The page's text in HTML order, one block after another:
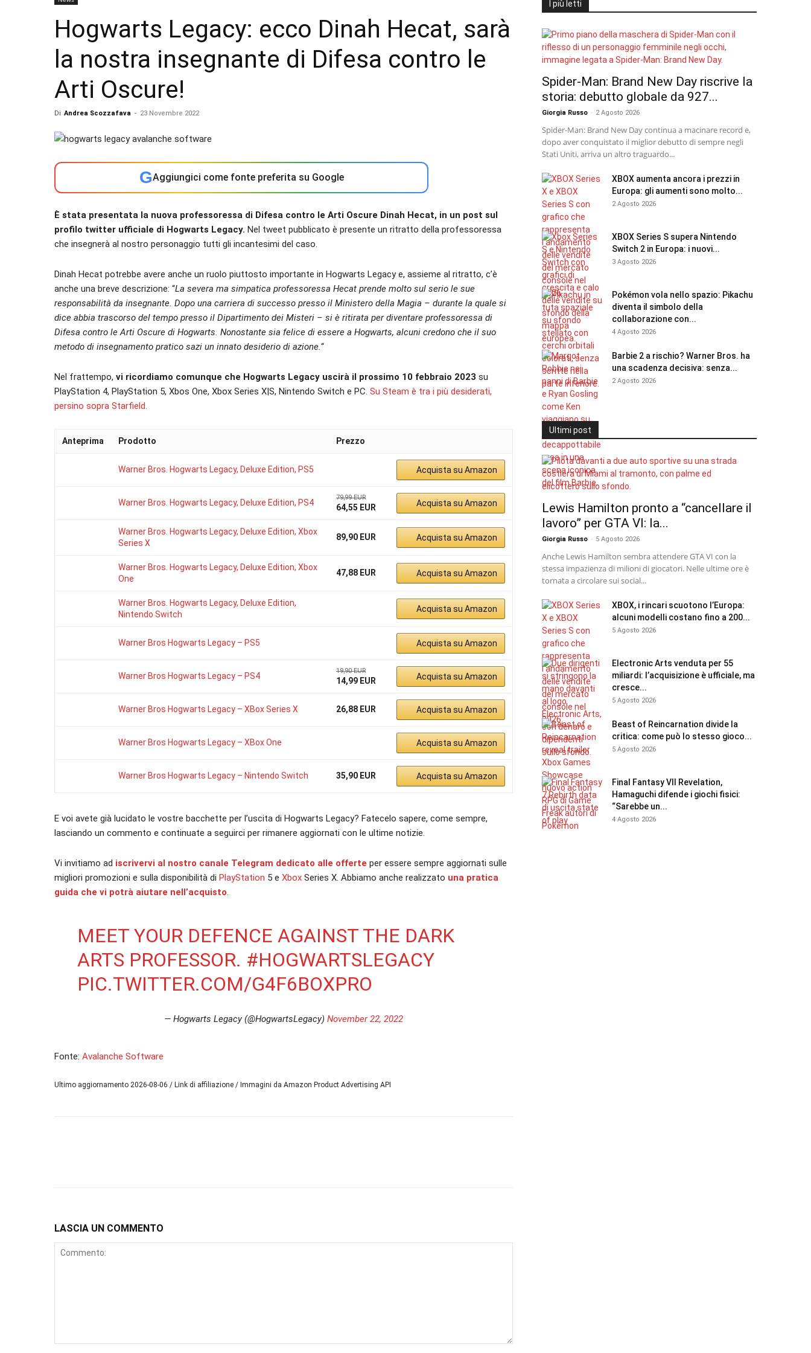
Hogwarts Legacy: ecco Dinah Hecat, sarà
la nostra insegnante di Difesa contro le
Arti Oscure!
Di Andrea Scozzafava - 23 Novembre 2022
GAggiungici come fonte preferita su Google
È stata presentata la nuova professoressa di Difesa contro le Arti Oscure Dinah Hecat, in un post sul
profilo twitter ufficiale di Hogwarts Legacy. Nel tweet pubblicato è presente un ritratto della professoressa
che insegnerà al nostro personaggio tutti gli incantesimi del caso.
Dinah Hecat potrebbe avere anche un ruolo piuttosto importante in Hogwarts Legacy e, assieme al ritratto, c’è
anche una breve descrizione: “La severa ma simpatica professoressa Hecat prende molto sul serio le sue
responsabilità da insegnante. Dopo una carriera di successo presso il Ministero della Magia – durante la quale si
dice abbia trascorso del tempo presso il Dipartimento dei Misteri – si è ritirata per diventare professoressa di
Difesa contro le Arti Oscure di Hogwarts. Nonostante sia felice di essere a Hogwarts, alcuni credono che il suo
metodo di insegnamento pratico sazi un innato desiderio di azione.“
Nel frattempo, vi ricordiamo comunque che Hogwarts Legacy uscirà il prossimo 10 febbraio 2023 su
PlayStation 4, PlayStation 5, Xbos One, Xbox Series X|S, Nintendo Switch e PC. Su Steam è tra i più desiderati,
persino sopra Starfield.
Anteprima Prodotto Prezzo
Warner Bros. Hogwarts Legacy, Deluxe Edition, PS5 Acquista su Amazon
Warner Bros. Hogwarts Legacy, Deluxe Edition, PS4
79,99 EUR
64,55 EUR Acquista su Amazon
Warner Bros. Hogwarts Legacy, Deluxe Edition, Xbox
Series X
89,90 EUR Acquista su Amazon
Warner Bros. Hogwarts Legacy, Deluxe Edition, Xbox
One
47,88 EUR Acquista su Amazon
Warner Bros. Hogwarts Legacy, Deluxe Edition,
Nintendo Switch
Acquista su Amazon
Warner Bros Hogwarts Legacy – PS5 Acquista su Amazon
Warner Bros Hogwarts Legacy – PS4
19,90 EUR
14,99 EUR Acquista su Amazon
Warner Bros Hogwarts Legacy – XBox Series X 26,88 EUR Acquista su Amazon
Warner Bros Hogwarts Legacy – XBox One Acquista su Amazon
Warner Bros Hogwarts Legacy – Nintendo Switch 35,90 EUR Acquista su Amazon
E voi avete già lucidato le vostre bacchette per l’uscita di Hogwarts Legacy? Fatecelo sapere, come sempre,
lasciando un commento e continuate a seguirci per rimanere aggiornati con le ultime notizie.
Vi invitiamo ad iscrivervi al nostro canale Telegram dedicato alle offerte per essere sempre aggiornati sulle
migliori promozioni e sulla disponibilità di PlayStation 5 e Xbox Series X. Abbiamo anche realizzato una pratica
guida che vi potrà aiutare nell’acquisto.
MEET YOUR DEFENCE AGAINST THE DARK
ARTS PROFESSOR. #HOGWARTSLEGACY
PIC.TWITTER.COM/G4F6BOXPRO
— Hogwarts Legacy (@HogwartsLegacy) November 22, 2022
Fonte: Avalanche Software
Ultimo aggiornamento 2026-08-06 / Link di affiliazione / Immagini da Amazon Product Advertising API
LASCIA UN COMMENTO
I più letti
Spider-Man: Brand New Day riscrive la
storia: debutto globale da 927...
Giorgia Russo - 2 Agosto 2026
Spider-Man: Brand New Day continua a macinare record e,
dopo aver conquistato il miglior debutto di sempre negli
Stati Uniti, arriva un altro traguardo...
XBOX aumenta ancora i prezzi in
Europa: gli aumenti sono molto...
2 Agosto 2026
XBOX Series S supera Nintendo
Switch 2 in Europa: i nuovi...
3 Agosto 2026
Pokémon vola nello spazio: Pikachu
diventa il simbolo della
collaborazione con...
4 Agosto 2026
Barbie 2 a rischio? Warner Bros. ha
una scadenza decisiva: senza...
2 Agosto 2026
Ultimi post
Lewis Hamilton pronto a “cancellare il
lavoro” per GTA VI: la...
Giorgia Russo - 5 Agosto 2026
Anche Lewis Hamilton sembra attendere GTA VI con la
stessa impazienza di milioni di giocatori. Nelle ultime ore è
tornata a circolare sui social...
XBOX, i rincari scuotono l’Europa:
alcuni modelli costano fino a 200...
5 Agosto 2026
Electronic Arts venduta per 55
miliardi: l’acquisizione è ufficiale, ma
cresce...
5 Agosto 2026
Beast of Reincarnation divide la
critica: come può lo stesso gioco...
5 Agosto 2026
Final Fantasy VII Revelation,
Hamaguchi difende i giochi fisici:
“Sarebbe un...
4 Agosto 2026